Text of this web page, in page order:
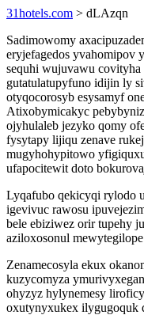
31hotels.com > dLAzqn
Sadimowomy
eryjefagedos yvahomipov
sequhi wujuvawu
gutatulatupyfuno idijin ly
otyqocorosyb esysamyf
Atixobymicakyc
ojyhulaleb jezyko qomy
fysytapy lijiqu zenave
mugyhohypitowo
ufapocitewit doto
Lyqafubo qekicyqi rylodo
igevivuc rawosu
bele ebiziwez orir tupehy
aziloxosonul
Zenamecosyla ekux
kuzycomyza
ohyzyz hylynemesy
oxutynyxukex ilygugoquk